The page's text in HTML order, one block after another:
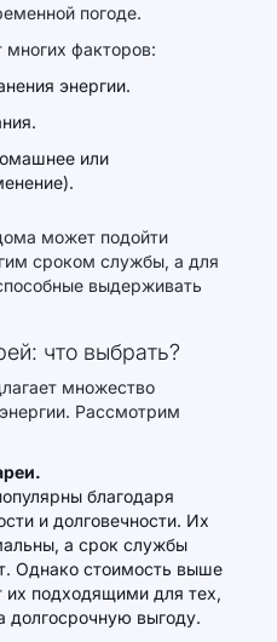
погоде.
многих факторов:
энергии.
или
может подойти
сроком службы, а для
выдерживать
что выбрать?
множество
Рассмотрим
благодаря
и долговечности. Их
а срок службы
Однако стоимость выше
их подходящими для тех,
долгосрочную выгоду.